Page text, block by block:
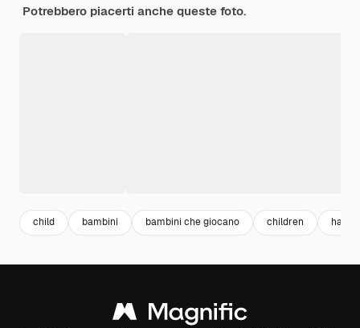
Potrebbero piacerti anche queste foto.
child bambini bambini che giocano children